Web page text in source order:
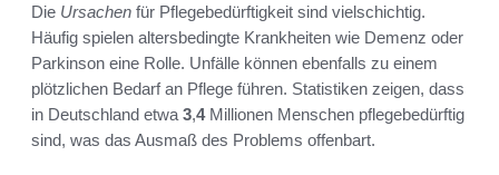
Die Ursachen für Pflegebedürftigkeit sind vielschichtig.
Häufig spielen altersbedingte Krankheiten wie Demenz oder
Parkinson eine Rolle. Unfälle können ebenfalls zu einem
plötzlichen Bedarf an Pflege führen. Statistiken zeigen, dass
in Deutschland etwa 3,4Millionen Menschen pflegebedürftig
sind, was das Ausmaß des Problems offenbart.